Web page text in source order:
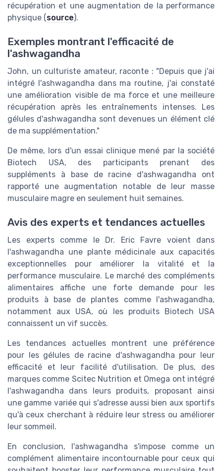
récupération et une augmentation de la performance
physique (source).
Exemples montrant l'efficacité de
l'ashwagandha
John, un culturiste amateur, raconte : "Depuis que j'ai
intégré l'ashwagandha dans ma routine, j'ai constaté
une amélioration visible de ma force et une meilleure
récupération après les entraînements intenses. Les
gélules d'ashwagandha sont devenues un élément clé
de ma supplémentation."
De même, lors d'un essai clinique mené par la société
Biotech USA, des participants prenant des
suppléments à base de racine d'ashwagandha ont
rapporté une augmentation notable de leur masse
musculaire magre en seulement huit semaines.
Avis des experts et tendances actuelles
Les experts comme le Dr. Eric Favre voient dans
l'ashwagandha une plante médicinale aux capacités
exceptionnelles pour améliorer la vitalité et la
performance musculaire. Le marché des compléments
alimentaires affiche une forte demande pour les
produits à base de plantes comme l'ashwagandha,
notamment aux USA, où les produits Biotech USA
connaissent un vif succès.
Les tendances actuelles montrent une préférence
pour les gélules de racine d'ashwagandha pour leur
efficacité et leur facilité d'utilisation. De plus, des
marques comme Scitec Nutrition et Omega ont intégré
l'ashwagandha dans leurs produits, proposant ainsi
une gamme variée qui s'adresse aussi bien aux sportifs
qu'à ceux cherchant à réduire leur stress ou améliorer
leur sommeil.
En conclusion, l'ashwagandha s'impose comme un
complément alimentaire incontournable pour ceux qui